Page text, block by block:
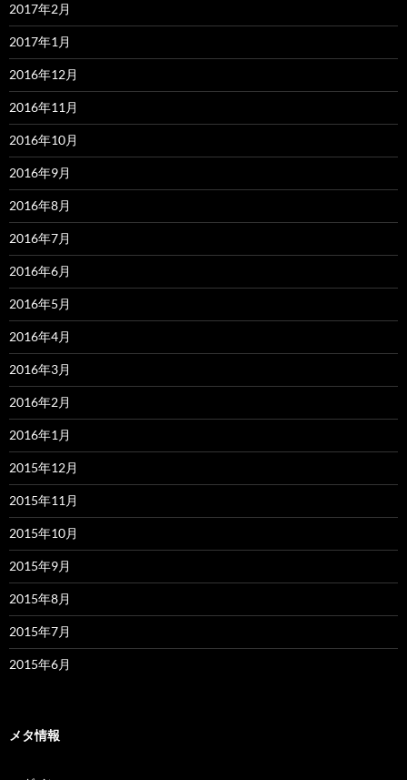
2017年2月
2017年1月
2016年12月
2016年11月
2016年10月
2016年9月
2016年8月
2016年7月
2016年6月
2016年5月
2016年4月
2016年3月
2016年2月
2016年1月
2015年12月
2015年11月
2015年10月
2015年9月
2015年8月
2015年7月
2015年6月
メタ情報